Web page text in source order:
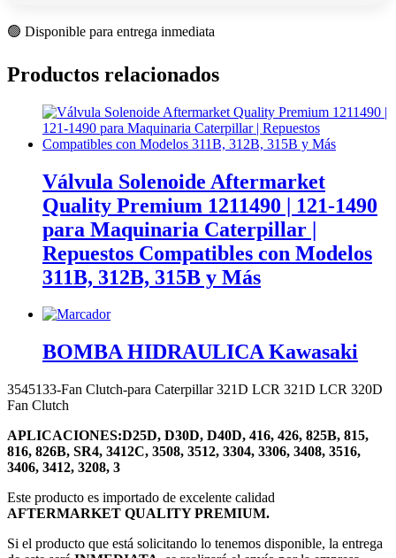
🟢 Disponible para entrega inmediata
Productos relacionados
Válvula Solenoide Aftermarket
Quality Premium 1211490 | 121-1490
para Maquinaria Caterpillar |
Repuestos Compatibles con Modelos
311B, 312B, 315B y Más
BOMBA HIDRAULICA Kawasaki
3545133-Fan Clutch-para Caterpillar 321D LCR 321D LCR 320D
Fan Clutch
APLICACIONES:D25D, D30D, D40D, 416, 426, 825B, 815,
816, 826B, SR4, 3412C, 3508, 3512, 3304, 3306, 3408, 3516,
3406, 3412, 3208, 3
Este producto es importado de excelente calidad
AFTERMARKET QUALITY PREMIUM.
Si el producto que está solicitando lo tenemos disponible, la entrega